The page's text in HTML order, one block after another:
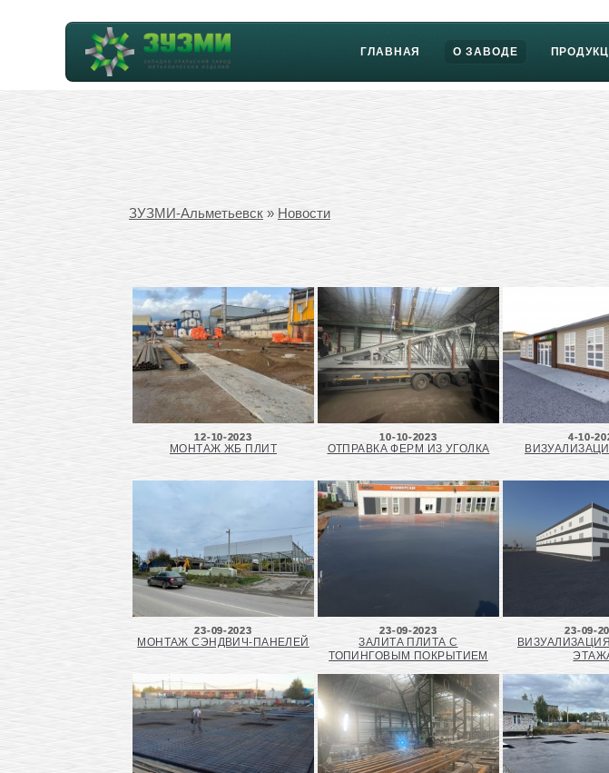
ГЛАВНАЯ О ЗАВОДЕ
ЗУЗМИ-Альметьевск » Новости
12-10-2023
МОНТАЖ ЖБ ПЛИТ
10-10-2023
ОТПРАВКА ФЕРМ ИЗ УГОЛКА
4-10-
23-09-2023
МОНТАЖ СЭНДВИЧ-ПАНЕЛЕЙ
23-09-2023
ЗАЛИТА ПЛИТА С
ТОПИНГОВЫМ ПОКРЫТИЕМ
23-09-